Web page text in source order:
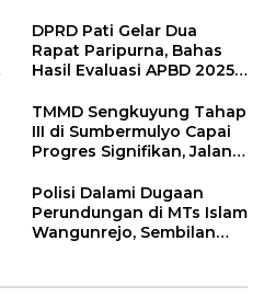
Pelayanan Publik
Berkualitas
DPRD Pati Gelar Dua
Rapat Paripurna, Bahas
Hasil Evaluasi APBD 2025
2026
TMMD Sengkuyung Tahap
III di Sumbermulyo Capai
Progres Signifikan, Jalan
Persen
Polisi Dalami Dugaan
Perundungan di MTs Islam
Wangunrejo, Sembilan